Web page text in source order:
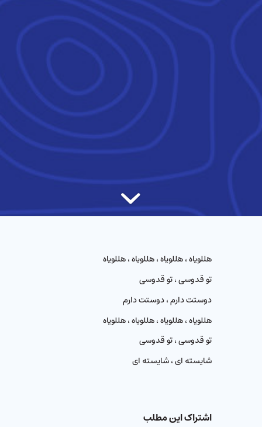
هللویاه ، هللویاه ، هللویاه ، هللویاه
تو قدوسی ، تو قدوسی
دوستت دارم ، دوستت دارم
هللویاه ، هللویاه ، هللویاه ، هللویاه
تو قدوسی ، تو قدوسی
شایسته ای ، شایسته ای
اشتراک این مطلب